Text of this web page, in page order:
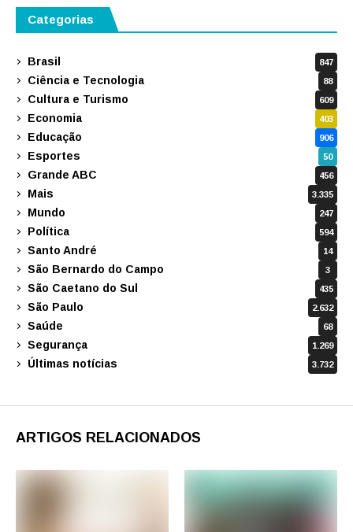
Categorias
Brasil 847
Ciência e Tecnologia 88
Cultura e Turismo 609
Economia 403
Educação 906
Esportes 50
Grande ABC 456
Mais 3.335
Mundo 247
Política 594
Santo André 14
São Bernardo do Campo 3
São Caetano do Sul 435
São Paulo 2.632
Saúde 68
Segurança 1.269
Últimas notícias 3.732
ARTIGOS RELACIONADOS